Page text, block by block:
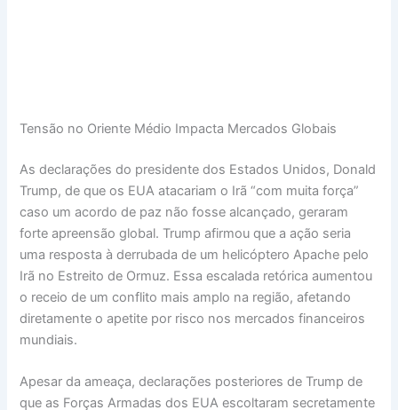
Tensão no Oriente Médio Impacta Mercados Globais
As declarações do presidente dos Estados Unidos, Donald
Trump, de que os EUA atacariam o Irã “com muita força”
caso um acordo de paz não fosse alcançado, geraram
forte apreensão global. Trump afirmou que a ação seria
uma resposta à derrubada de um helicóptero Apache pelo
Irã no Estreito de Ormuz. Essa escalada retórica aumentou
o receio de um conflito mais amplo na região, afetando
diretamente o apetite por risco nos mercados financeiros
mundiais.
Apesar da ameaça, declarações posteriores de Trump de
que as Forças Armadas dos EUA escoltaram secretamente